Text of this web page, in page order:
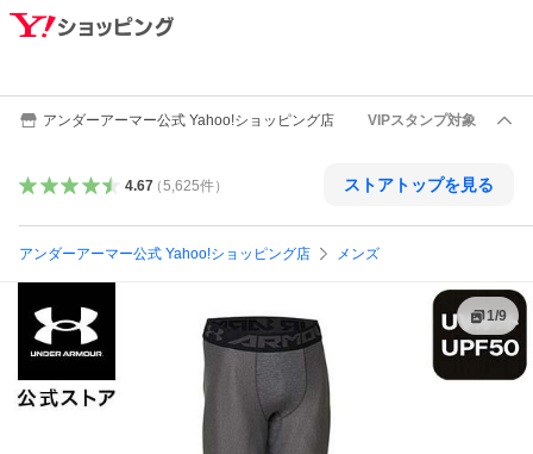
アンダーアーマー公式 Yahoo!ショッピング店 VIPスタンプ対象
4.67（5,625件） ストアトップを見る
アンダーアーマー公式 Yahoo!ショッピング店 メンズ
1/9